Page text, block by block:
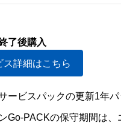
了後購入
ス詳細はこちら
ービスパックの更新1年
Go-PACKの保守期間は